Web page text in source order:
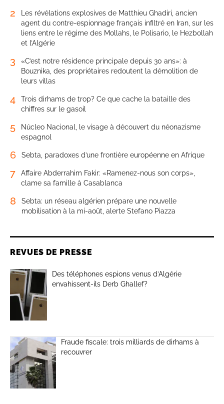
2
Les révélations explosives de Matthieu Ghadiri, ancien
agent du contre-espionnage français infiltré en Iran, sur les
liens entre le régime des Mollahs, le Polisario, le Hezbollah
et l’Algérie
3
«C’est notre résidence principale depuis 30 ans»: à
Bouznika, des propriétaires redoutent la démolition de
leurs villas
4
Trois dirhams de trop? Ce que cache la bataille des
chiffres sur le gasoil
5
Núcleo Nacional, le visage à découvert du néonazisme
espagnol
6 Sebta, paradoxes d’une frontière européenne en Afrique
7
Affaire Abderrahim Fakir: «Ramenez-nous son corps»,
clame sa famille à Casablanca
8
Sebta: un réseau algérien prépare une nouvelle
mobilisation à la mi-août, alerte Stefano Piazza
REVUES DE PRESSE
Des téléphones espions venus d’Algérie
envahissent-ils Derb Ghallef?
Fraude fiscale: trois milliards de dirhams à
recouvrer